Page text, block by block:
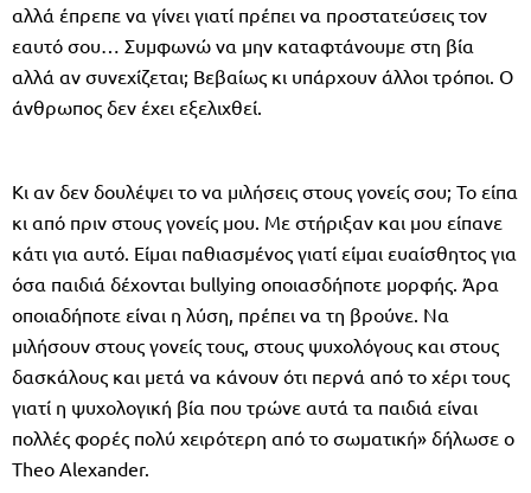
αλλά έπρεπε να γίνει γιατί πρέπει να προστατεύσεις τον
εαυτό σου… Συμφωνώ να μην καταφτάνουμε στη βία
αλλά αν συνεχίζεται; Βεβαίως κι υπάρχουν άλλοι τρόποι. Ο
άνθρωπος δεν έχει εξελιχθεί.
Κι αν δεν δουλέψει το να μιλήσεις στους γονείς σου; Το είπα
κι από πριν στους γονείς μου. Με στήριξαν και μου είπανε
κάτι για αυτό. Είμαι παθιασμένος γιατί είμαι ευαίσθητος για
όσα παιδιά δέχονται bullying οποιασδήποτε μορφής. Άρα
οποιαδήποτε είναι η λύση, πρέπει να τη βρούνε. Να
μιλήσουν στους γονείς τους, στους ψυχολόγους και στους
δασκάλους και μετά να κάνουν ότι περνά από το χέρι τους
γιατί η ψυχολογική βία που τρώνε αυτά τα παιδιά είναι
πολλές φορές πολύ χειρότερη από το σωματική» δήλωσε ο
Theo Alexander.